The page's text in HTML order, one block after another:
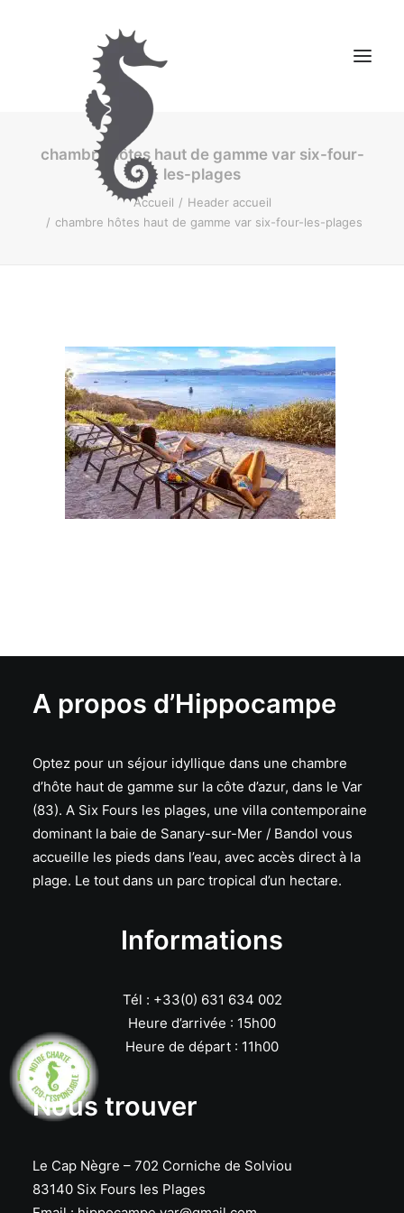
NOS CHAMBRES D’HÔTES
CONTACT
chambre hôtes haut de gamme var six-four-
les-plages
Accueil
Header accueil
chambre hôtes haut de gamme var six-four-les-plages
A propos d’Hippocampe
Optez pour un séjour idyllique dans une chambre
d’hôte haut de gamme sur la côte d’azur, dans le Var
(83). A Six Fours les plages, une villa contemporaine
dominant la baie de Sanary-sur-Mer / Bandol vous
accueille les pieds dans l’eau, avec accès direct à la
plage. Le tout dans un parc tropical d’un hectare.
Informations
Tél : +33(0) 631 634 002
Heure d’arrivée : 15h00
Heure de départ : 11h00
Nous trouver
Le Cap Nègre – 702 Corniche de Solviou
83140 Six Fours les Plages